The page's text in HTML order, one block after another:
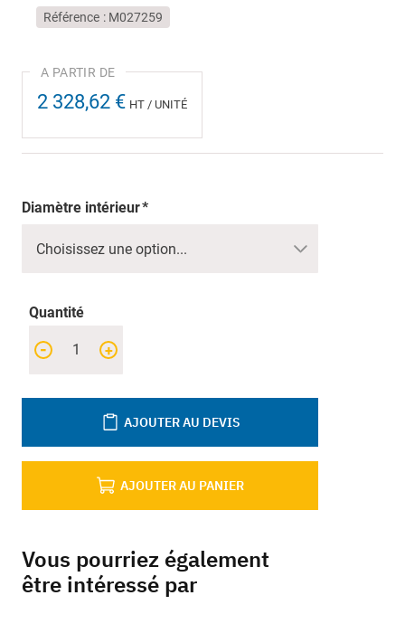
Référence M027259
2 328,62 € HT / UNITÉ
Diamètre intérieur
Quantité
+
-
AJOUTER AU PANIER
AJOUTER AU DEVIS
Vous pourriez également
être intéressé par